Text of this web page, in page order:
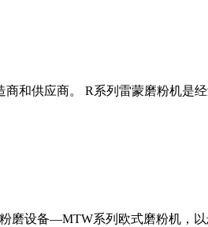
和供应商。 R系列雷蒙磨粉机是
磨设备—MTW系列欧式磨粉机，